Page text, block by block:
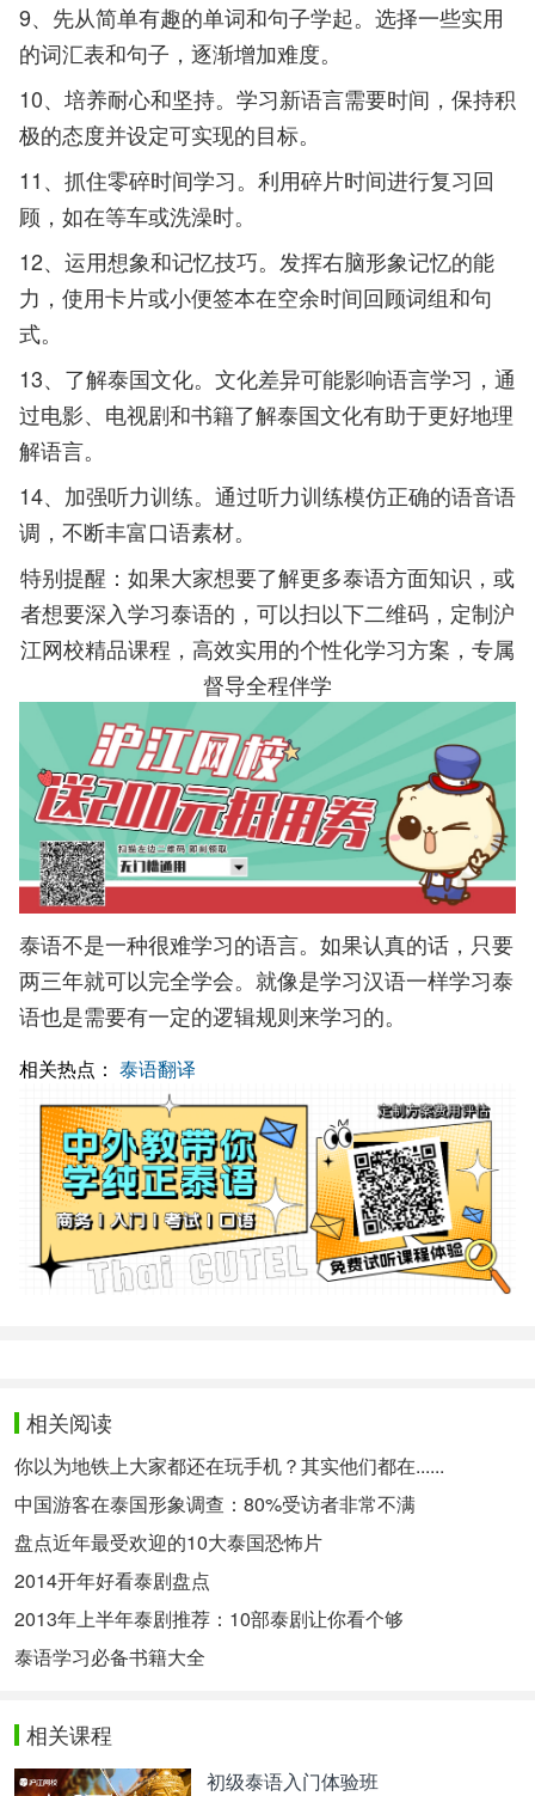
9、先从简单有趣的单词和句子学起。选择一些实用
的词汇表和句子，逐渐增加难度。
10、培养耐心和坚持。学习新语言需要时间，保持积
极的态度并设定可实现的目标。
11、抓住零碎时间学习。利用碎片时间进行复习回
顾，如在等车或洗澡时。
12、运用想象和记忆技巧。发挥右脑形象记忆的能
力，使用卡片或小便签本在空余时间回顾词组和句
式。
13、了解泰国文化。文化差异可能影响语言学习，通
过电影、电视剧和书籍了解泰国文化有助于更好地理
解语言。
14、加强听力训练。通过听力训练模仿正确的语音语
调，不断丰富口语素材。
特别提醒：如果大家想要了解更多泰语方面知识，或
者想要深入学习泰语的，可以扫以下二维码，定制沪
江网校精品课程，高效实用的个性化学习方案，专属
督导全程伴学
泰语不是一种很难学习的语言。如果认真的话，只要
两三年就可以完全学会。就像是学习汉语一样学习泰
语也是需要有一定的逻辑规则来学习的。
相关热点： 泰语翻译
相关阅读
你以为地铁上大家都还在玩手机？其实他们都在......
中国游客在泰国形象调查：80%受访者非常不满
盘点近年最受欢迎的10大泰国恐怖片
2014开年好看泰剧盘点
2013年上半年泰剧推荐：10部泰剧让你看个够
泰语学习必备书籍大全
相关课程
初级泰语入门体验班